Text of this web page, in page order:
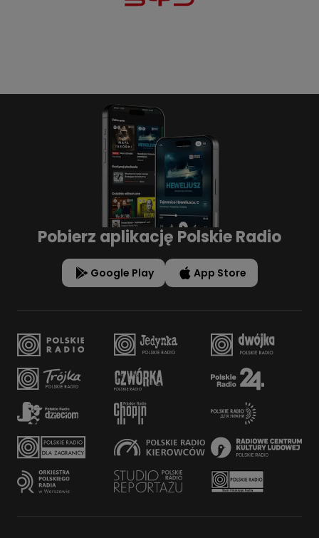
Pobierz aplikację Polskie Radio
Google Play App Store